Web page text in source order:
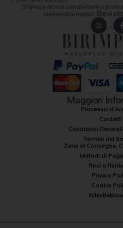
Si prega di non condividere o
contenuti a minori. Bevi
In
s
t
g
r
a
a
-f
Maggiori
Processo
Contatti
Condizioni
Termini del
Zone di Consegna,
Metodi di
Resi e
Privacy
Cookie